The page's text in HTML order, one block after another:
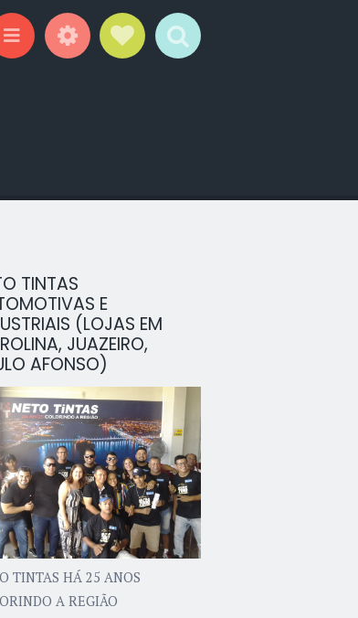
TINTAS
E
(LOJAS EM
JUAZEIRO,
AFONSO)
TINTAS HÁ 25 ANOS
A REGIÃO